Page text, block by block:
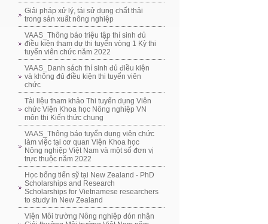
Giải pháp xử lý, tái sử dụng chất thải
trong sản xuất nông nghiệp
VAAS_Thông báo triệu tập thí sinh đủ
điều kiện tham dự thi tuyển vòng 1 Kỳ thi
tuyển viên chức năm 2022
VAAS_Danh sách thí sinh đủ điều kiện
và không đủ điều kiện thi tuyển viên
chức
Tài liệu tham khảo Thi tuyển dụng Viên
chức Viện Khoa học Nông nghiệp VN
môn thi Kiến thức chung
VAAS_Thông báo tuyển dụng viên chức
làm việc tại cơ quan Viện Khoa học
Nông nghiệp Việt Nam và một số đơn vị
trực thuộc năm 2022
Học bổng tiến sỹ tại New Zealand - PhD
Scholarships and Research
Scholarships for Vietnamese researchers
to study in New Zealand
Viện Môi trường Nông nghiệp đón nhận